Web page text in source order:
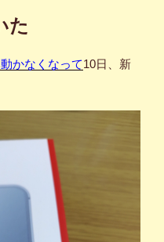
た
かなくなって10日、新